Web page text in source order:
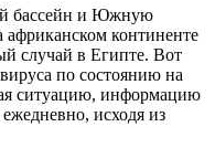
бассейн и Южную
континенте
случай в Египте. Вот
по состоянию на
ситуацию, информацию
исходя из